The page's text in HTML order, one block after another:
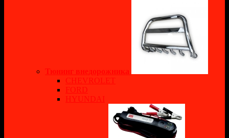
Тюнинг внедорожника
CHEVROLET
FORD
HYUNDAI